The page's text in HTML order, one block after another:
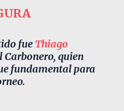
fue Thiago
Carbonero, quien
fundamental para